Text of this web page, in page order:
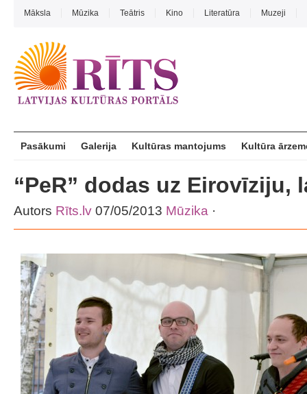
Māksla Mūzika Teātris Kino Literatūra Muzeji
Pasākumi Galerija Kultūras mantojums Kultūra
“PeR” dodas uz Eirovīziju,
Autors Rīts.lv 07/05/2013 Mūzika ·